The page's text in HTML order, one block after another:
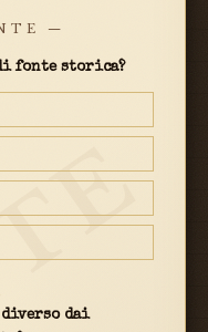
—
fonte storica?
diverso dai